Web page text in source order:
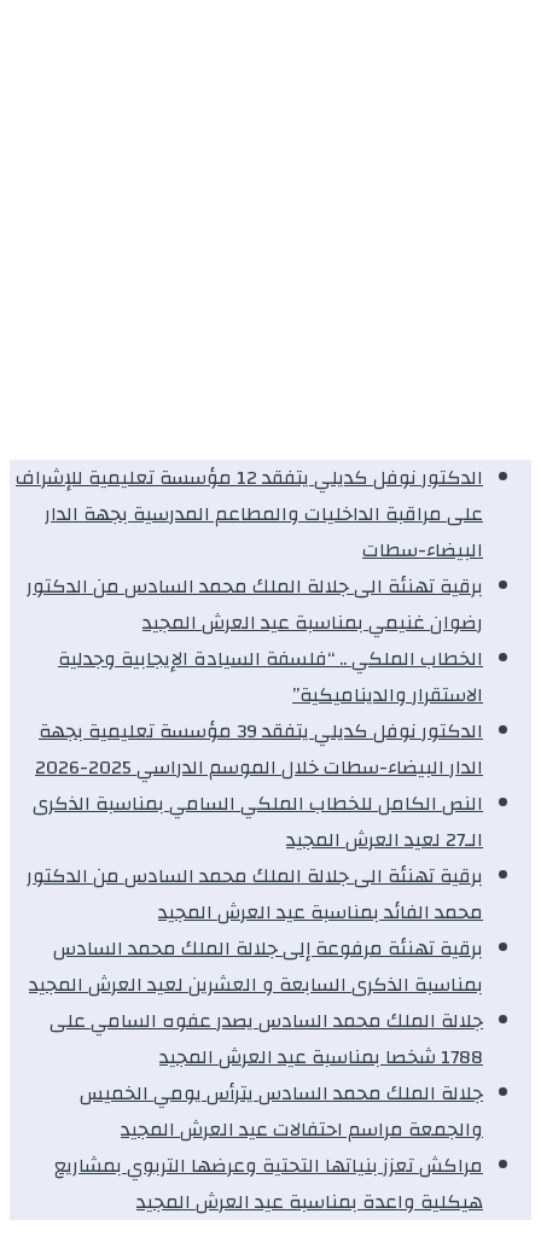
الدكتور نوفل كديلي يتفقد 12 مؤسسة تعليمية للإشراف
على مراقبة الداخليات والمطاعم المدرسية بجهة الدار
البيضاء-سطات
برقية تهنئة الى جلالة الملك محمد السادس من الدكتور
رضوان غنيمي بمناسبة عيد العرش المجيد
الخطاب الملكي .. “فلسفة السيادة الإيجابية وجدلية
الاستقرار والديناميكية”
الدكتور نوفل كديلي يتفقد 39 مؤسسة تعليمية بجهة
الدار البيضاء-سطات خلال الموسم الدراسي 2025-2026
النص الكامل للخطاب الملكي السامي بمناسبة الذكرى
الـ27 لعيد العرش المجيد
برقية تهنئة الى جلالة الملك محمد السادس من الدكتور
محمد الفائد بمناسبة عيد العرش المجيد
برقية تهنئة مرفوعة إلى جلالة الملك محمد السادس
بمناسبة الذكرى السابعة و العشرين لعيد العرش المجيد
جلالة الملك محمد السادس يصدر عفوه السامي على
1788 شخصا بمناسبة عيد العرش المجيد
جلالة الملك محمد السادس يترأس يومي الخميس
والجمعة مراسم احتفالات عيد العرش المجيد
مراكش تعزز بنياتها التحتية وعرضها التربوي بمشاريع
هيكلية واعدة بمناسبة عيد العرش المجيد